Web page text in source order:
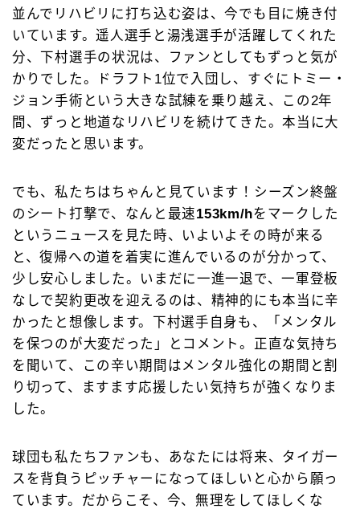
並んでリハビリに打ち込む姿は、今でも目に焼き付
いています。遥人選手と湯浅選手が活躍してくれた
分、下村選手の状況は、ファンとしてもずっと気が
かりでした。ドラフト1位で入団し、すぐにトミー・
ジョン手術という大きな試練を乗り越え、この2年
間、ずっと地道なリハビリを続けてきた。本当に大
変だったと思います。
でも、私たちはちゃんと見ています！シーズン終盤
のシート打撃で、なんと最速153km/hをマークした
というニュースを見た時、いよいよその時が来る
と、復帰への道を着実に進んでいるのが分かって、
少し安心しました。いまだに一進一退で、一軍登板
なしで契約更改を迎えるのは、精神的にも本当に辛
かったと想像します。下村選手自身も、「メンタル
を保つのが大変だった」とコメント。正直な気持ち
を聞いて、この辛い期間はメンタル強化の期間と割
り切って、ますます応援したい気持ちが強くなりま
した。
球団も私たちファンも、あなたには将来、タイガー
スを背負うピッチャーになってほしいと心から願っ
ています。だからこそ、今、無理をしてほしくな